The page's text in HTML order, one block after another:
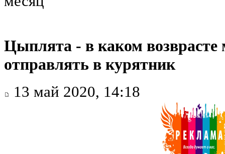
Цыплята - в каком
отправлять в курятник
13 май 2020, 14:18